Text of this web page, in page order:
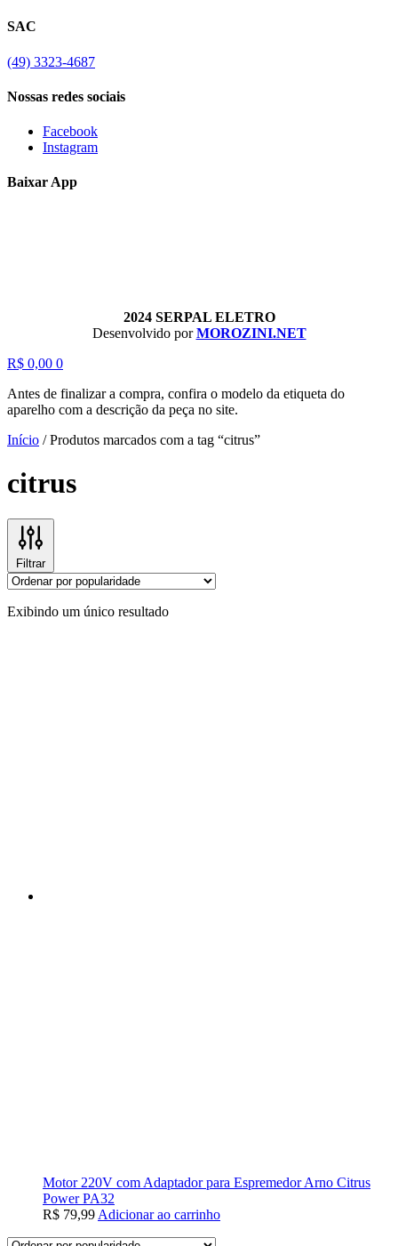
SAC
(49) 3323-4687
Nossas redes sociais
Facebook
Instagram
Baixar App
2024 SERPAL ELETRO
Desenvolvido porMOROZINI.NET
R$ 0,00 0
Antes de finalizar a compra, confira o modelo da etiqueta do
aparelho com a descrição da peça no site.
Início /Produtos marcados com a tag “citrus”
citrus
Filtrar
Exibindo um único resultado
Motor 220V com Adaptador para Espremedor Arno Citrus
Power PA32
R$ 79,99Adicionar ao carrinho